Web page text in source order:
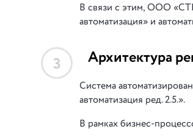
В связи с этим, ООО
автоматизация» и
3 Архитектура
Система
автоматизация ред. 2.5.».
В рамках бизнес-